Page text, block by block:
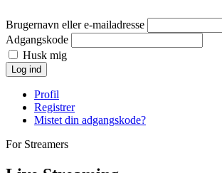
Brugernavn eller e-mailadresse
Adgangskode
Husk mig
Log ind
Profil
Registrer
Mistet din adgangskode?
For Streamers